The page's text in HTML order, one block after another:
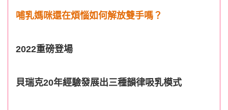
哺乳媽咪還在煩惱如何解放雙手嗎？
2022重磅登場
貝瑞克20年經驗發展出三種韻律吸乳模式